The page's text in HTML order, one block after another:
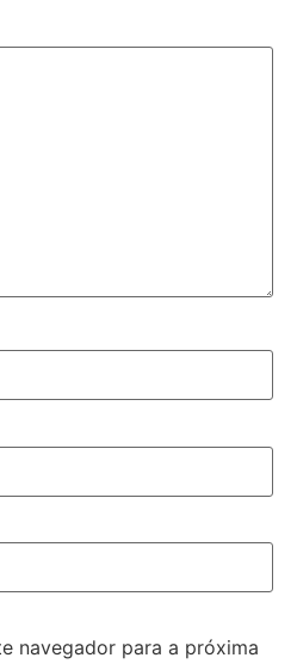
navegador para a próxima